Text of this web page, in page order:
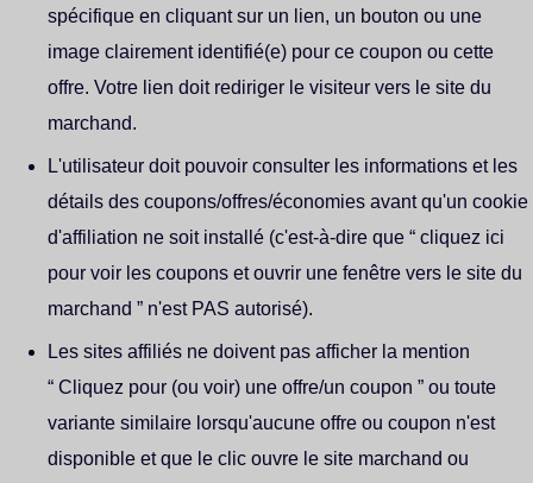
spécifique en cliquant sur un lien, un bouton ou une
image clairement identifié(e) pour ce coupon ou cette
offre. Votre lien doit rediriger le visiteur vers le site du
marchand.
L'utilisateur doit pouvoir consulter les informations et les
détails des coupons/offres/économies avant qu'un cookie
d'affiliation ne soit installé (c'est-à-dire que “ cliquez ici
pour voir les coupons et ouvrir une fenêtre vers le site du
marchand ” n'est PAS autorisé).
Les sites affiliés ne doivent pas afficher la mention
“ Cliquez pour (ou voir) une offre/un coupon ” ou toute
variante similaire lorsqu'aucune offre ou coupon n'est
disponible et que le clic ouvre le site marchand ou